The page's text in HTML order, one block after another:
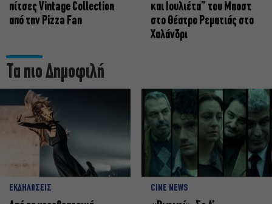
πίτσες Vintage Collection
από την Pizza Fan
και Ιουλιέτα” του Μποστ
στο Θέατρο Ρεματιάς στο
Χαλάνδρι
Τα πιο Δημοφιλή
ΕΚΔΗΛΩΣΕΙΣ CINE NEWS